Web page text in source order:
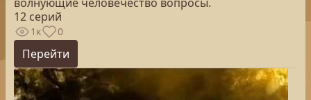
12 серий
1к 0
Перейти